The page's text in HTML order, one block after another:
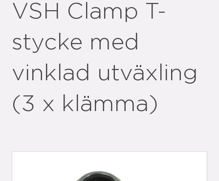
VSH Clamp T-
stycke med
vinklad utväxling
(3 x klämma)